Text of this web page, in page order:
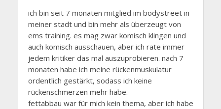
ich bin seit 7 monaten mitglied im bodystreet in
meiner stadt und bin mehr als überzeugt von
ems training. es mag zwar komisch klingen und
auch komisch ausschauen, aber ich rate immer
jedem kritiker das mal auszuprobieren. nach 7
monaten habe ich meine rückenmuskulatur
ordentlich gestärkt, sodass ich keine
rückenschmerzen mehr habe.
fettabbau war für mich kein thema, aber ich habe